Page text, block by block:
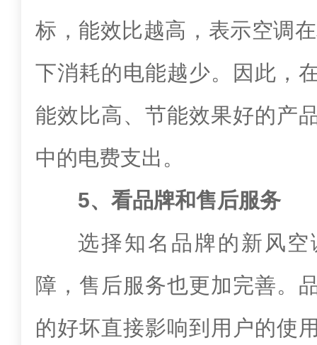
标，能效比越高，表示空调
下消耗的电能越少。因此，
能效比高、节能效果好的产
中的电费支出。
5、看品牌和售后服务
选择知名品牌的新风
障，售后服务也更加完善。
的好坏直接影响到用户的使